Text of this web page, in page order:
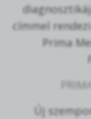
címmel
Prima
Új